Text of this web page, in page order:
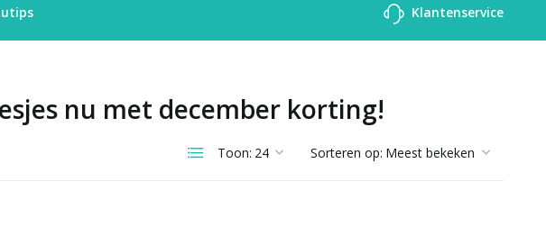
Account
Klantenservice
nu met december korting!
Toon: Sorteren op: